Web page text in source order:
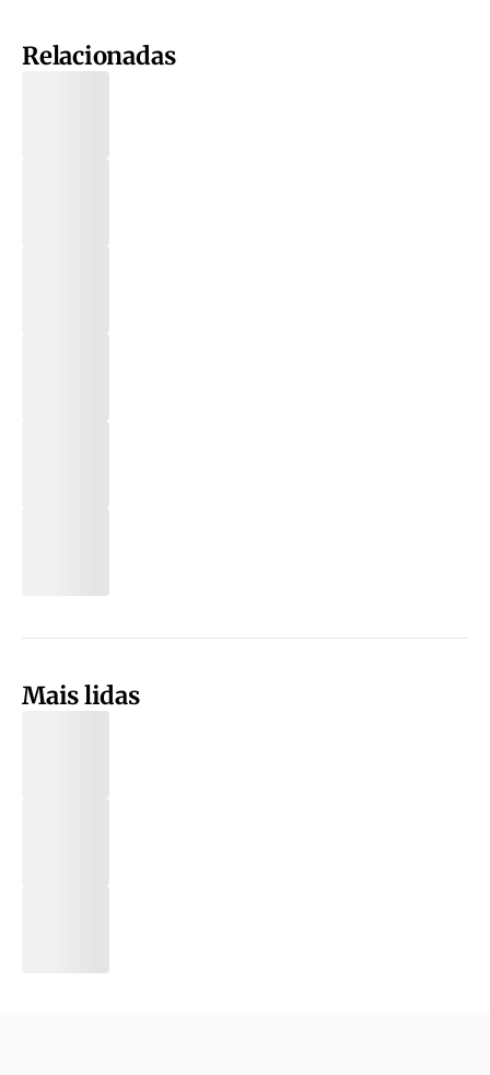
Relacionadas
Mais lidas